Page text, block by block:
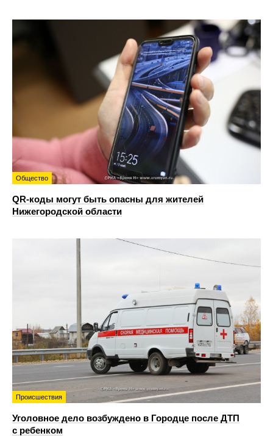
Общество
QR-коды могут быть опасны для жителей
Нижегородской области
Происшествия
Уголовное дело возбуждено в Городце после ДТП
с ребенком